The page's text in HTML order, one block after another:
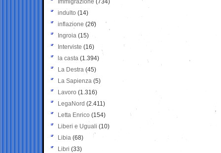
Immigrazione (734)
indulto (14)
inflazione (26)
Ingroia (15)
Interviste (16)
la casta (1.394)
La Destra (45)
La Sapienza (5)
Lavoro (1.316)
LegaNord (2.411)
Letta Enrico (154)
Liberi e Uguali (10)
Libia (68)
Libri (33)